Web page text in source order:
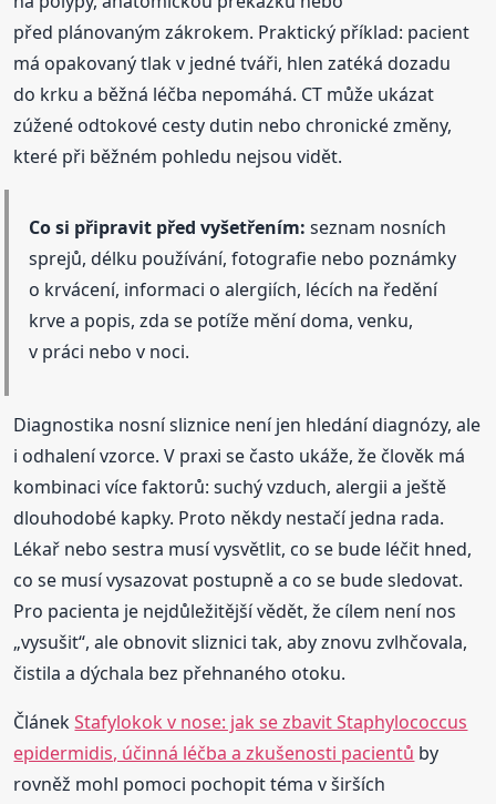
před plánovaným zákrokem. Praktický příklad: pacient
má opakovaný tlak v jedné tváři, hlen zatéká dozadu
do krku a běžná léčba nepomáhá. CT může ukázat
zúžené odtokové cesty dutin nebo chronické změny,
které při běžném pohledu nejsou vidět.
Co si připravit před vyšetřením: seznam nosních
sprejů, délku používání, fotografie nebo poznámky
o krvácení, informaci o alergiích, lécích na ředění
krve a popis, zda se potíže mění doma, venku,
v práci nebo v noci.
Diagnostika nosní sliznice není jen hledání diagnózy, ale
i odhalení vzorce. V praxi se často ukáže, že člověk má
kombinaci více faktorů: suchý vzduch, alergii a ještě
dlouhodobé kapky. Proto někdy nestačí jedna rada.
Lékař nebo sestra musí vysvětlit, co se bude léčit hned,
co se musí vysazovat postupně a co se bude sledovat.
Pro pacienta je nejdůležitější vědět, že cílem není nos
„vysušit“, ale obnovit sliznici tak, aby znovu zvlhčovala,
čistila a dýchala bez přehnaného otoku.
ČlánekStafylokok v nose: jak se zbavit Staphylococcus
epidermidis, účinná léčba a zkušenosti pacientů by
rovněž mohl pomoci pochopit téma v širších